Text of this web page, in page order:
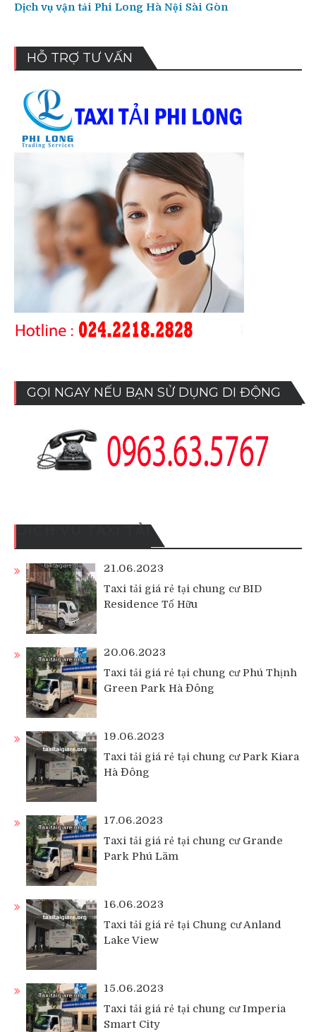
Dịch vụ vận tải Phi Long Hà Nội Sài Gòn
HỖ TRỢ TƯ VẤN
GỌI NGAY NẾU BẠN SỬ DỤNG DI ĐỘNG
21.06.2023
Taxi tải giá rẻ tại chung cư BID
Residence Tố Hữu
20.06.2023
Taxi tải giá rẻ tại chung cư Phú Thịnh
Green Park Hà Đông
19.06.2023
Taxi tải giá rẻ tại chung cư Park Kiara
Hà Đông
17.06.2023
Taxi tải giá rẻ tại chung cư Grande
Park Phú Lãm
16.06.2023
Taxi tải giá rẻ tại Chung cư Anland
Lake View
15.06.2023
Taxi tải giá rẻ tại chung cư Imperia
Smart City